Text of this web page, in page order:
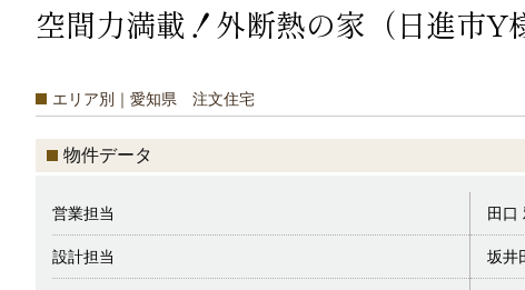
空間力満載！外断熱の家（日進市Y
エリア別｜愛知県 注文住宅
物件データ
営業担当 田口
設計担当 坂井